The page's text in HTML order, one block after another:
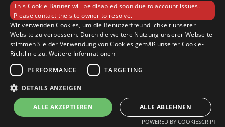
der vorkonfigurierten Event-Konfiguration — inklusive
Branding, KI-Features und Datenformular. Keine IT-
Kenntnisse erforderlich, kein Techniker vor Ort nötig.
Die Selfie Station ist das kompakteste System im
UpReach-Portfolio und passt in jeden Lieftwagen. Für
Kunden die den Aufbau nicht selbst übernehmen
Aufbauservice.
This Cookie Banner will be disabled soon due to account issues.
Please contact the site owner to resolve.
Wir verwenden Cookies, um die Benutzerfreundlichkeit unserer
Website zu verbessern. Durch die weitere Nutzung unserer Webseite
stimmen Sie der Verwendung von Cookies gemäß unserer Cookie-
Richtlinie zu. Weitere Informationen
PERFORMANCE
TARGETING
DETAILS ANZEIGEN
ALLE AKZEPTIEREN ALLE ABLEHNEN
POWERED BY COOKIESCRIPT